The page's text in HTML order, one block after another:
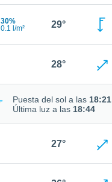
30%
0.1 l/m²
29°
28°
Puesta del sol a las 18:21
Última luz a las 18:44
27°